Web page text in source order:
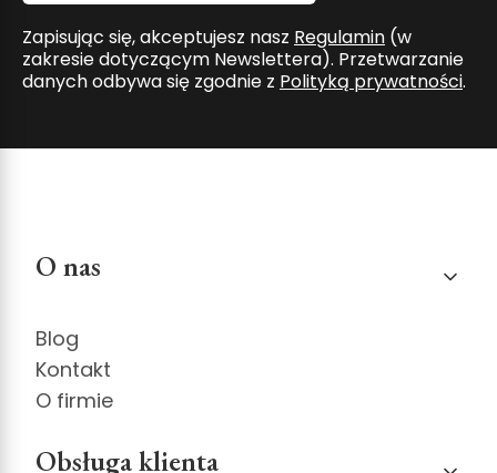
Zapisując się, akceptujesz nasz Regulamin (w
zakresie dotyczącym Newslettera). Przetwarzanie
danych odbywa się zgodnie z Polityką prywatności.
Linki w stopce
O nas
Blog
Kontakt
O firmie
Obsługa klienta